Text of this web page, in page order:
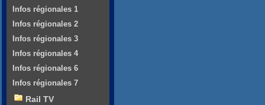
Infos régionales 1
Infos régionales 2
Infos régionales 3
Infos régionales 4
Infos régionales 6
Infos régionales 7
Rail TV